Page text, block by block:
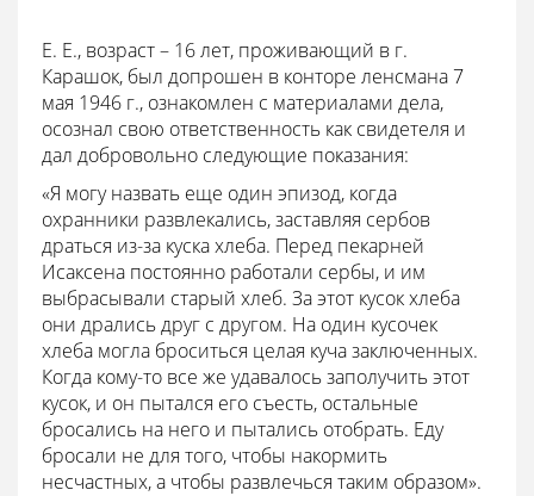
Е. Е., возраст – 16 лет, проживающий в г.
Карашок, был допрошен в конторе ленсмана 7
мая 1946 г., ознакомлен с материалами дела,
осознал свою ответственность как свидетеля и
дал добровольно следующие показания:
«Я могу назвать еще один эпизод, когда
охранники развлекались, заставляя сербов
драться из-за куска хлеба. Перед пекарней
Исаксена постоянно работали сербы, и им
выбрасывали старый хлеб. За этот кусок хлеба
они дрались друг с другом. На один кусочек
хлеба могла броситься целая куча заключенных.
Когда кому-то все же удавалось заполучить этот
кусок, и он пытался его съесть, остальные
бросались на него и пытались отобрать. Еду
бросали не для того, чтобы накормить
несчастных, а чтобы развлечься таким образом».